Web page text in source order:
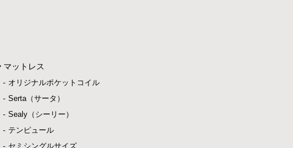
マットレス
オリジナルポケットコイル
Serta（サータ）
Sealy（シーリー）
テンピュール
セミシングルサイズ